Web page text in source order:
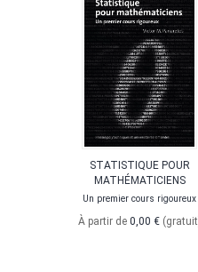
STATISTIQUE POUR
MATHÉMATICIENS
Un premier cours rigoureux
À partir de 0,00 €